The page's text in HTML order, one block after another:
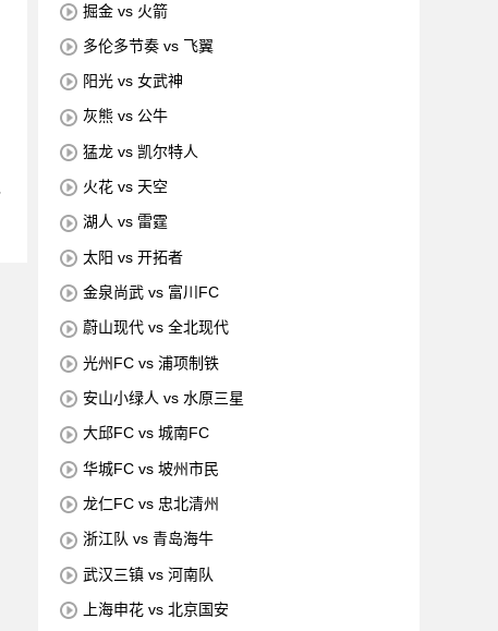
掘金 vs 火箭
多伦多节奏 vs 飞翼
阳光 vs 女武神
灰熊 vs 公牛
猛龙 vs 凯尔特人
火花 vs 天空
湖人 vs 雷霆
太阳 vs 开拓者
金泉尚武 vs 富川FC
蔚山现代 vs 全北现代
光州FC vs 浦项制铁
安山小绿人 vs 水原三星
大邱FC vs 城南FC
华城FC vs 坡州市民
龙仁FC vs 忠北清州
浙江队 vs 青岛海牛
武汉三镇 vs 河南队
上海申花 vs 北京国安